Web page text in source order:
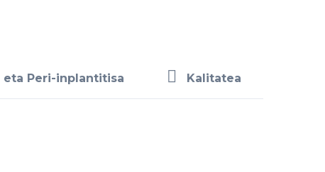
eta Peri-inplantitisa Kalitatea